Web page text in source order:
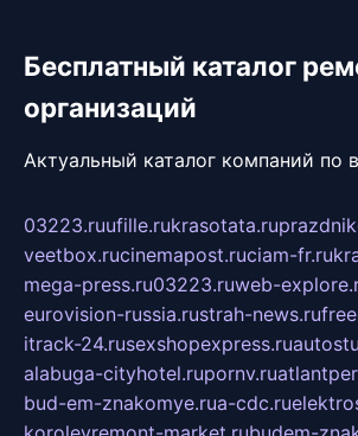
Бесплатный каталог
организаций
Актуальный каталог компаний по
03223.ruufille.rukrasotata.ru
veetbox.rucinemapost.ruciam-fr.ru
mega-press.ru03223.ruweb-
eurovision-russia.rustrah-news.ru
itrack-24.rusexshopexpress.ru
alabuga-cityhotel.rupornv.ru
bud-em-znakomye.rua-cdc.ru